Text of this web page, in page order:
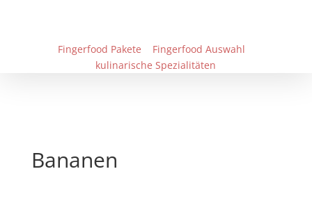
Fingerfood Pakete
Fingerfood Auswahl
kulinarische Spezialitäten
Bananen